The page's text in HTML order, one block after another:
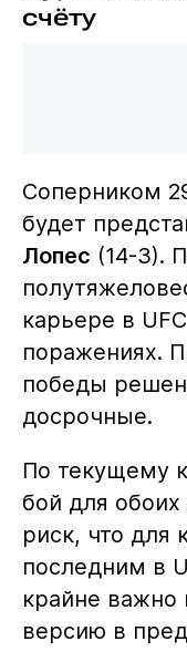
счёту
Соперником
будет
Лопес (14-3).
карьере в
поражениях.
победы
досрочные.
По текущему
бой для
риск, что для
последним в
крайне важно
версию в